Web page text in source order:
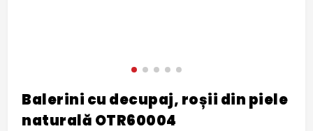
Balerini cu decupaj, roșii din piele
naturală OTR60004